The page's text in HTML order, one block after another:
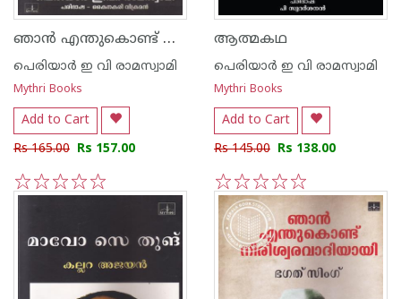
ഞാന്‍ എന്തുകൊണ്ട് ഹിന്ദുവല്ല
പെരിയാര്‍ ഇ വി രാമസ്വാമി
Mythri Books
Add to Cart
Rs 165.00 Rs 157.00
5
4
3
2
1
ആത്മകഥ
പെരിയാര്‍ ഇ വി രാമസ്വാമി
Mythri Books
Add to Cart
Rs 145.00 Rs 138.00
5
4
3
2
1